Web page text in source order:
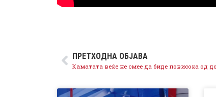
ПРЕТХОДНА ОБЈАВА